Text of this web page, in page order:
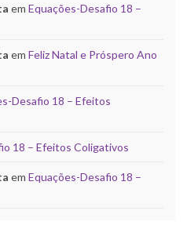
em Equações-Desafio 18 –
em Feliz Natal e Próspero Ano
Desafio 18 – Efeitos
18 – Efeitos Coligativos
em Equações-Desafio 18 –